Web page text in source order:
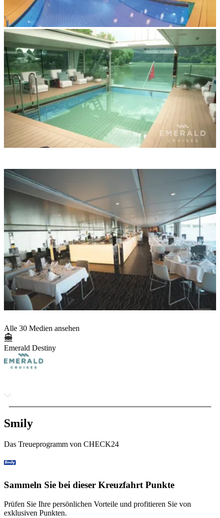
Alle 30 Medien ansehen
Emerald Destiny
Smily
Das Treueprogramm von CHECK24
Sammeln Sie bei dieser Kreuzfahrt Punkte
Prüfen Sie Ihre persönlichen Vorteile und profitieren Sie von
exklusiven Punkten.